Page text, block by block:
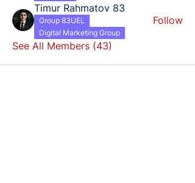
Timur Rahmatov 83
Group 83UEL
Digital Marketing Group
Follow
See All Members (43)